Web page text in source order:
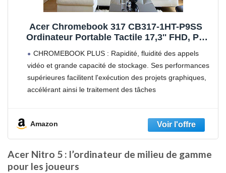
Acer Chromebook 317 CB317-1HT-P9SS
Ordinateur Portable Tactile 17,3'' FHD, PC
Go, 64 Go eMMC, Intel UHD Graphics 600,
Chrome OS), Laptop Gris Argenté
CHROMEBOOK PLUS : Rapidité, fluidité des appels
vidéo et grande capacité de stockage. Ses performances
supérieures facilitent l'exécution des projets graphiques,
accélérant ainsi le traitement des tâches
Amazon
Acer Nitro 5 : l’ordinateur de milieu de gamme
pour les joueurs